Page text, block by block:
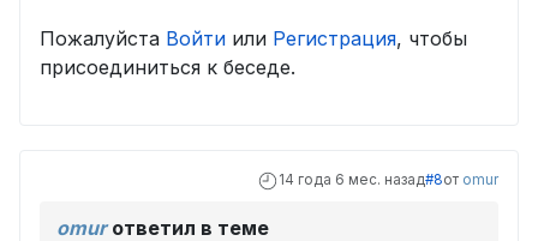
Пожалуйста Войти или Регистрация, чтобы
присоединиться к беседе.
14 года 6 мес. назад#8от omur
omurответил в теме